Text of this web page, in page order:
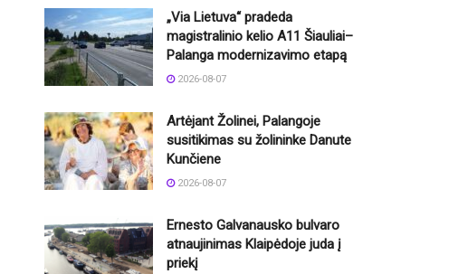
„Via Lietuva“ pradeda
magistralinio kelio A11 Šiauliai–
Palanga modernizavimo etapą
2026-08-07
Artėjant Žolinei, Palangoje
susitikimas su žolininke Danute
Kunčiene
2026-08-07
Ernesto Galvanausko bulvaro
atnaujinimas Klaipėdoje juda į
priekį